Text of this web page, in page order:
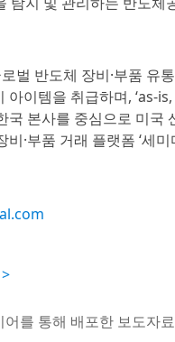
벌 반도체 장비·부품 유
이템을 취급하며, ‘as-
국 본사를 중심으로 미
·부품 거래 플랫폼 ‘
어를 통해 배포한 보도자